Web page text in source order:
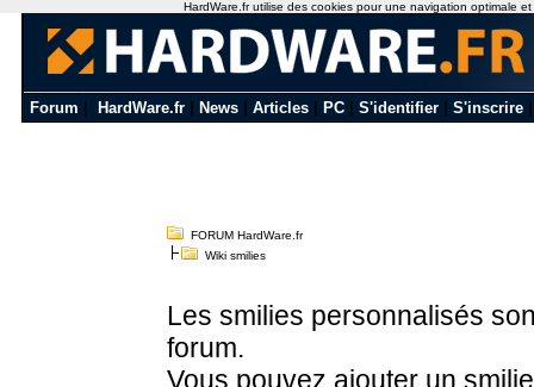
Forum HardWare.fr News Articles PC S'identifier S'inscrire
FORUM HardWare.fr
Wiki smilies
Les smilies personnalisés
forum.
Vous pouvez ajouter un
HardWare.fr utilise des cookies pour une navigation optimale